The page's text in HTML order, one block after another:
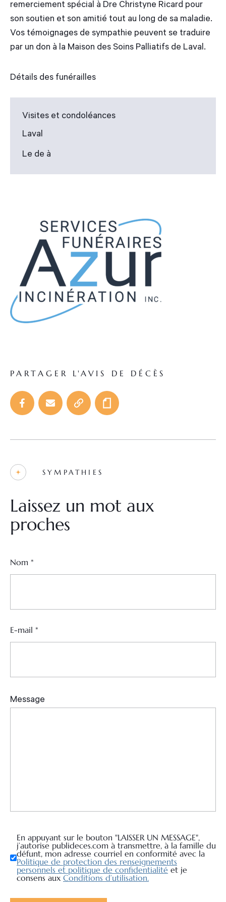
remerciement spécial à Dre Christyne Ricard pour
son soutien et son amitié tout au long de sa maladie.
Vos témoignages de sympathie peuvent se traduire
par un don à la Maison des Soins Palliatifs de Laval.
Détails des funérailles
Visites et condoléances
Laval
Le de à
PARTAGER L'AVIS DE DÉCÈS
SYMPATHIES
Laissez un mot aux
proches
En appuyant sur le bouton "LAISSER UN MESSAGE",
j’autorise publideces.com à transmettre, à la famille du
défunt, mon adresse courriel en conformité avec la
Politique de protection des renseignements
personnels et politique de confidentialité et je
consens aux Conditions d’utilisation.
Nom *
E-mail *